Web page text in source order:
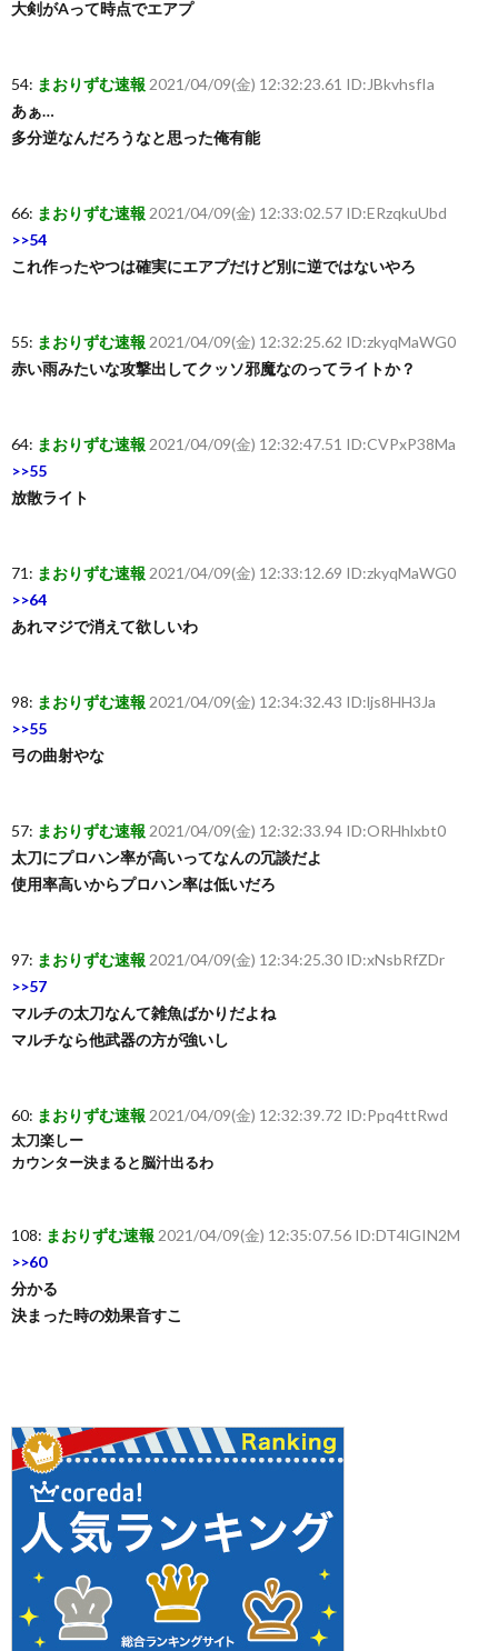
大剣がAって時点でエアプ
54: まおりずむ速報 2021/04/09(金) 12:32:23.61 ID:JBkvhsfIa
あぁ…
多分逆なんだろうなと思った俺有能
66: まおりずむ速報 2021/04/09(金) 12:33:02.57 ID:ERzqkuUbd
>>54
これ作ったやつは確実にエアプだけど別に逆ではないやろ
55: まおりずむ速報 2021/04/09(金) 12:32:25.62 ID:zkyqMaWG0
赤い雨みたいな攻撃出してクッソ邪魔なのってライトか？
64: まおりずむ速報 2021/04/09(金) 12:32:47.51 ID:CVPxP38Ma
>>55
放散ライト
71: まおりずむ速報 2021/04/09(金) 12:33:12.69 ID:zkyqMaWG0
>>64
あれマジで消えて欲しいわ
98: まおりずむ速報 2021/04/09(金) 12:34:32.43 ID:ljs8HH3Ja
>>55
弓の曲射やな
57: まおりずむ速報 2021/04/09(金) 12:32:33.94 ID:ORHhlxbt0
太刀にプロハン率が高いってなんの冗談だよ
使用率高いからプロハン率は低いだろ
97: まおりずむ速報 2021/04/09(金) 12:34:25.30 ID:xNsbRfZDr
>>57
マルチの太刀なんて雑魚ばかりだよね
マルチなら他武器の方が強いし
60: まおりずむ速報 2021/04/09(金) 12:32:39.72 ID:Ppq4ttRwd
太刀楽しー
カウンター決まると脳汁出るわ
108: まおりずむ速報 2021/04/09(金) 12:35:07.56 ID:DT4lGIN2M
>>60
分かる
決まった時の効果音すこ